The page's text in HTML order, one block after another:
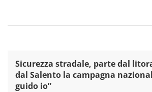
Sicurezza stradale, parte dal
dal Salento la campagna
guido io”